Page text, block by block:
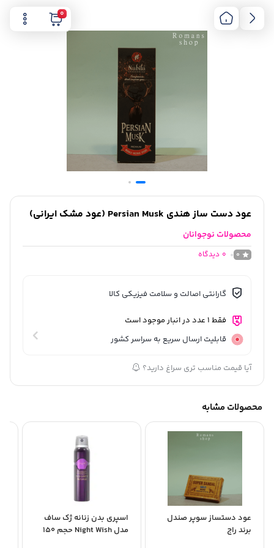
0
عود دست ساز هندی Persian Musk (عود مشک ایرانی)
محصولات نوجوانان
0
0 دیدگاه
گارانتی اصالت و سلامت فیزیکی کالا
فقط 1 عدد در انبار موجود است
قابلیت ارسال سریع به سراسر کشور
آیا قیمت مناسب تری سراغ دارید؟
محصولات مشابه
عود دستساز سوپر صندل
برند راج
اسپری بدن زنانه ژک ساف
مدل Night Wish حجم 150